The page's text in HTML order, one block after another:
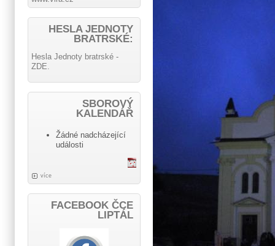
HESLA JEDNOTY
BRATRSKÉ:
Hesla Jednoty bratrské -
ZDE.
SBOROVÝ
KALENDÁŘ
Žádné nadcházející
události
více
FACEBOOK ČCE
LIPTÁL